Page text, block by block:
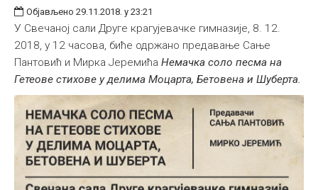
Објављено 29.11.2018. у 23:21
У Свечаној сали Друге крагујевачке гимназије, 8. 12.
2018, у 12 часова, биће одржано предавање Сање
Пантовић и Мирка Јеремића Немачка соло песма на
Гетеове стихове у делима Моцарта, Бетовена и Шуберта.